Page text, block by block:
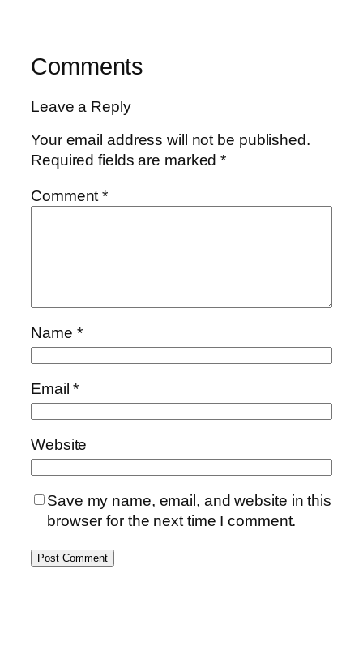
Comments
Leave a Reply
Your email address will not be published.
Required fields are marked*
Comment*
Name *
Email*
Website
Save my name, email, and website in this
browser for the next time I comment.